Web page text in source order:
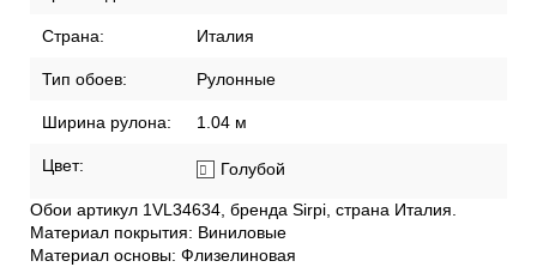
Страна: Италия
Тип обоев: Рулонные
Ширина рулона: 1.04 м
Цвет: Голубой
Обои артикул 1VL34634, бренда Sirpi, страна Италия.
Материал покрытия: Виниловые
Материал основы: Флизелиновая